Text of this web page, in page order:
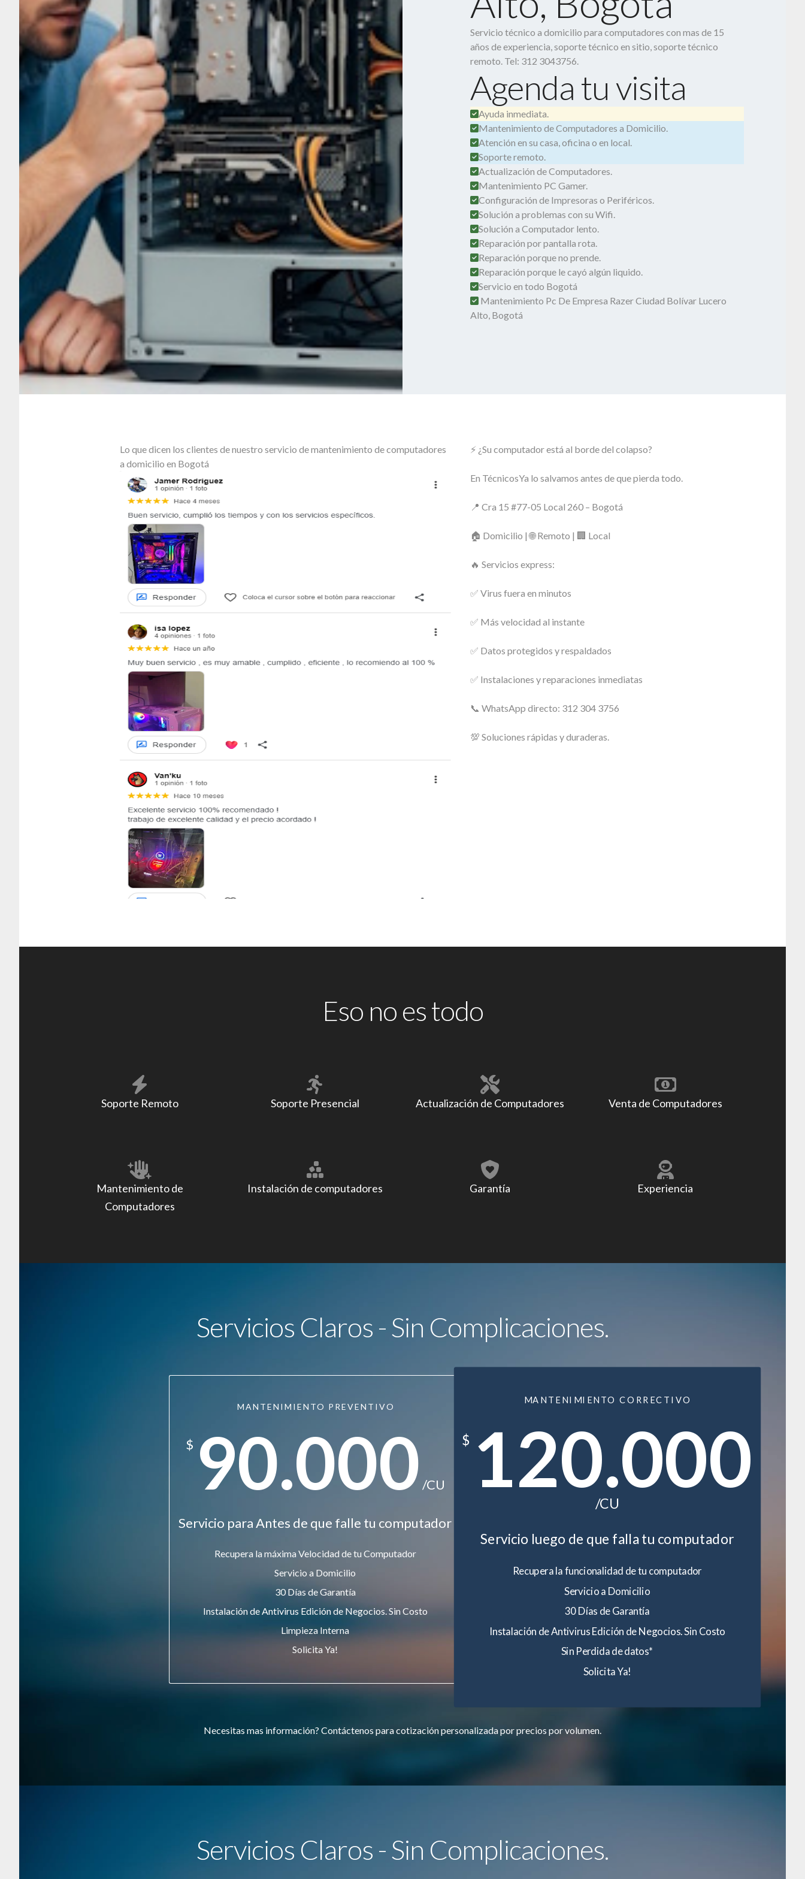
Servicio técnico a domicilio para computadores con mas de 15
años de experiencia, soporte técnico en sitio, soporte técnico
remoto. Tel: 312 3043756.
Agenda tu visita
Ayuda inmediata.
Mantenimiento de Computadores a Domicilio.
Atención en su casa, oficina o en local.
Soporte remoto.
Actualización de Computadores.
Mantenimiento PC Gamer.
Configuración de Impresoras o Periféricos.
Solución a problemas con su Wifi.
Solución a Computador lento.
Reparación por pantalla rota.
Reparación porque no prende.
Reparación porque le cayó algún liquido.
Servicio en todo Bogotá
Mantenimiento Pc De Empresa Razer Ciudad Bolívar Lucero
Alto, Bogotá
Lo que dicen los clientes de nuestro servicio de mantenimiento de computadores
a domicilio en Bogotá
⚡ ¿Su computador está al borde del colapso?
En TécnicosYa lo salvamos antes de que pierda todo.
📍 Cra 15 #77-05 Local 260 – Bogotá
🏠 Domicilio | 🌐 Remoto | 🏢 Local
🔥 Servicios express:
✅ Virus fuera en minutos
✅ Más velocidad al instante
✅ Datos protegidos y respaldados
✅ Instalaciones y reparaciones inmediatas
📞 WhatsApp directo: 312 304 3756
💯 Soluciones rápidas y duraderas.
Eso no es todo
Soporte Remoto Soporte Presencial Actualización de Computadores Venta de Computadores
Mantenimiento de
Computadores
Instalación de computadores Garantía Experiencia
Servicios Claros - Sin Complicaciones.
MANTENIMIENTO PREVENTIVO
$ 90.000 /CU
Servicio para Antes de que falle tu computador
Recupera la máxima Velocidad de tu Computador
Servicio a Domicilio
30 Días de Garantía
Instalación de Antivirus Edición de Negocios. Sin Costo
Limpieza Interna
Solicita Ya!
MANTENIMIENTO CORRECTIVO
$ 120.000
/CU
Servicio luego de que falla tu computador
Recupera la funcionalidad de tu computador
Servicio a Domicilio
30 Días de Garantía
Instalación de Antivirus Edición de Negocios. Sin Costo
Sin Perdida de datos*
Solicita Ya!
Necesitas mas información? Contáctenos para cotización personalizada por precios por volumen.
Servicios Claros - Sin Complicaciones.